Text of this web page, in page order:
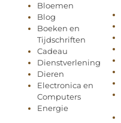
Bloemen
Blog
Boeken en
Tijdschriften
Cadeau
Dienstverlening
Dieren
Electronica en
Computers
Energie